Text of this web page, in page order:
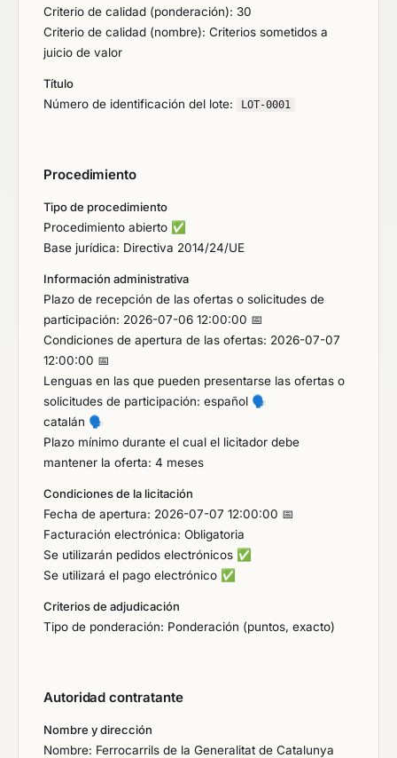
Criterio de calidad (ponderación): 30
Criterio de calidad (nombre): Criterios sometidos a
juicio de valor
Título
Número de identificación del lote:
LOT-0001
Procedimiento
Tipo de procedimiento
Procedimiento abierto ✅
Base jurídica: Directiva 2014/24/UE
Información administrativa
Plazo de recepción de las ofertas o solicitudes de
participación: 2026-07-06 12:00:00 📅
Condiciones de apertura de las ofertas: 2026-07-07
12:00:00 📅
Lenguas en las que pueden presentarse las ofertas o
solicitudes de participación: español 🗣️
catalán 🗣️
Plazo mínimo durante el cual el licitador debe
mantener la oferta: 4 meses
Condiciones de la licitación
Fecha de apertura: 2026-07-07 12:00:00 📅
Facturación electrónica: Obligatoria
Se utilizarán pedidos electrónicos ✅
Se utilizará el pago electrónico ✅
Criterios de adjudicación
Tipo de ponderación: Ponderación (puntos, exacto)
Autoridad contratante
Nombre y dirección
Nombre: Ferrocarrils de la Generalitat de Catalunya